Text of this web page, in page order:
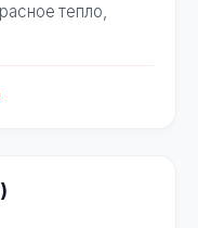
тепло,